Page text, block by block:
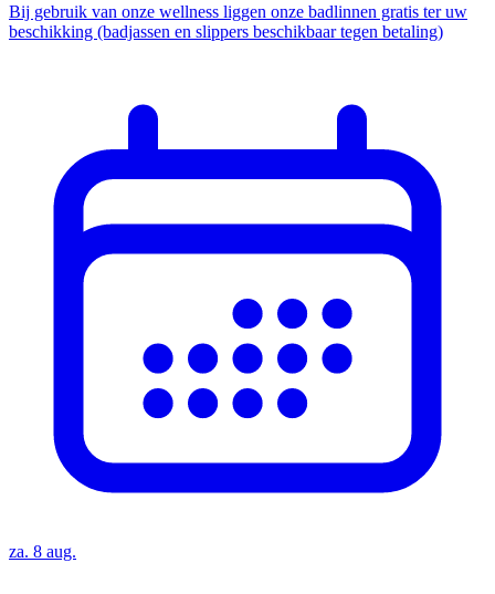
Bij gebruik van onze wellness liggen onze badlinnen gratis ter uw
beschikking (badjassen en slippers beschikbaar tegen betaling)
za. 8 aug.